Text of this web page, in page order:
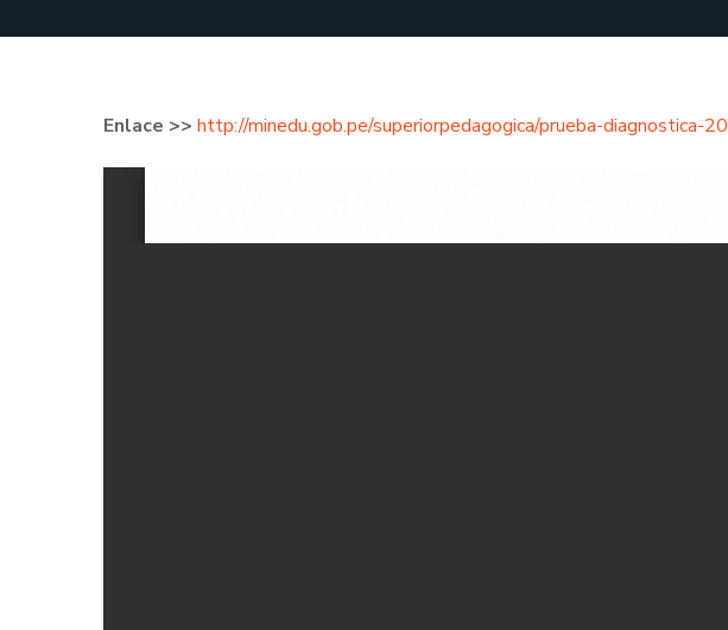
Enlace >> http://minedu.gob.pe/superiorpedagogica/prueba-diagnostica-